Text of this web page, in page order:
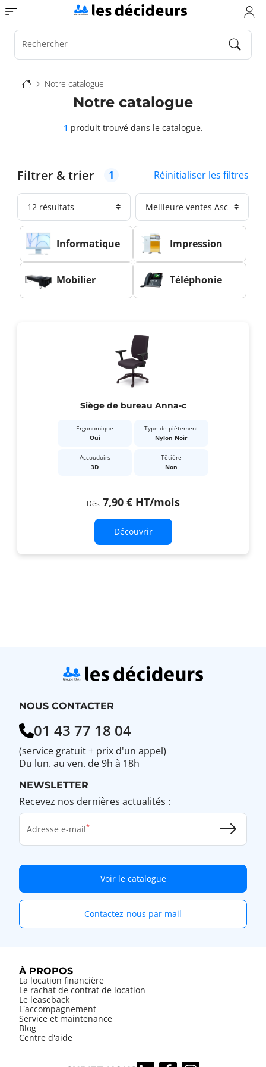
Aller
au
contenu
principal
Toggle navigation
Rechercher
Fil
d'Ariane
Notre catalogue
Filtrer & trier 1 Réinitialiser les filtres
Informatique Impression
Mobilier Téléphonie
Notre catalogue
1 produit trouvédans le catalogue.
Siège de bureau Anna-c
Ergonomique
Oui
Type de piétement
Nylon Noir
Accoudoirs
3D
Têtière
Non
Dès 7,90 € HT/mois
Découvrir
NOUS CONTACTER
01 43 77 18 04
(service gratuit + prix d'un appel)
Du lun. au ven. de 9h à 18h
NEWSLETTER
Recevez nos dernières actualités :
Adresse e-mail
Voir le catalogue
Contactez-nous par mail
À PROPOS
La location financière
Le rachat de contrat de location
Le leaseback
L'accompagnement
Service et maintenance
Blog
Centre d'aide